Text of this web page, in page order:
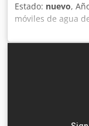
Estado: nuevo,
móviles de agua
adicional de
obras de
no cuentan con